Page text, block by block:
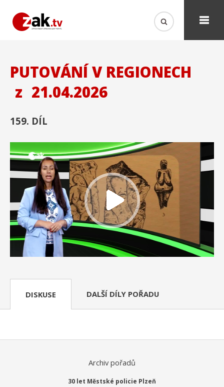
PUTOVÁNÍ V REGIONECH
z 21.04.2026
159. DÍL
DISKUSE DALŠÍ DÍLY POŘADU
Archiv pořadů
30 let Městské policie Plzeň